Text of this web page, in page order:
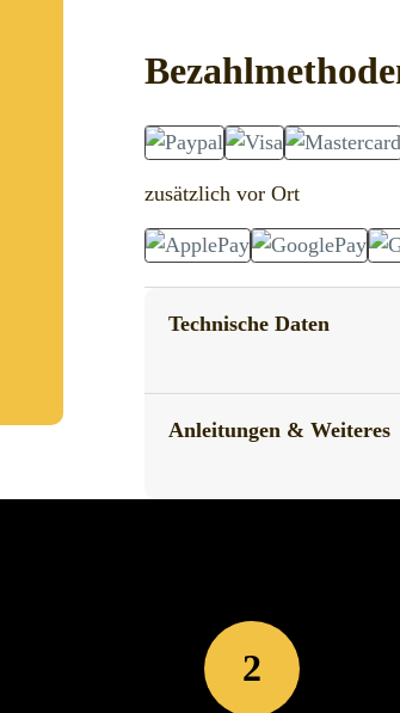
zusätzlich vor Ort
Technische Daten
Anleitungen & Weiteres
2